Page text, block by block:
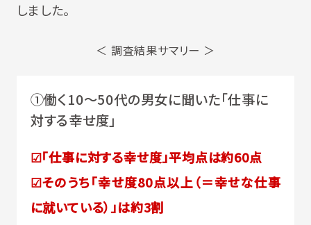
しました。
＜ 調査結果サマリー ＞
①働く10～50代の男女に聞いた「仕事に
対する幸せ度」
☑「仕事に対する幸せ度」平均点は約60点
☑そのうち「幸せ度80点以上（＝幸せな仕事
に就いている）」は約3割